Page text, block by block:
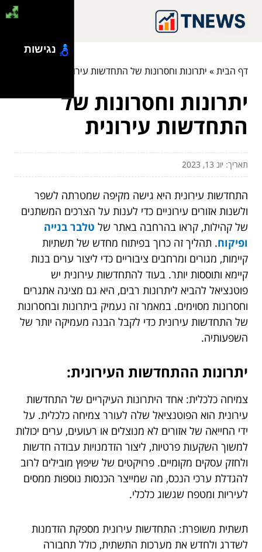
דף הבית» יתרונות וחסרונות של התחדשות עירונית
יתרונות וחסרונות של
התחדשות עירונית
תאריך: יונ 13, 2023
התחדשות עירונית היא גישה מקיפה שמטרתה לשפר
ולשנות אזורים עירוניים כדי לענות על הצרכים המשתנים
של קהילות, קראו בהרחבה באתר של טלבר בנייה
ופיקוח. תהליך זה כרוך בפיתוח מחדש של תשתיות
קיימות, מגורים ומרחבים ציבוריים כדי ליצור ערים בנות
קיימא ותוססות יותר. בעוד להתחדשות עירונית יש
פוטנציאל להביא ליתרונות רבים, היא גם מציגה אתגרים
וחסרונות מסוימים. במאמר זה נעמיק ביתרונות ובחסרונות
של התחדשות עירונית כדי לקבל הבנה מעמיקה יותר של
השפעותיה.
יתרונות ההתחדשות העירונית:
צמיחה כלכלית: אחד היתרונות העיקריים של התחדשות
עירונית הוא הפוטנציאל שלה לעורר צמיחה כלכלית. על
ידי החייאה של אזורים לא מנוצלים או רעועים, ערים יכולות
למשוך השקעות פרטיות, ליצור הזדמנויות עבודה חדשות
ולחזק עסקים מקומיים. פרויקטים של שיפוץ מובילים לרוב
להגדלת ערכי הנכס, מה שמייצר הכנסות נוספות ממסים
לעיריות ומטפח שגשוג כלכלי.
תשתית משופרת: התחדשות עירונית מספקת הזדמנות
לשדרג ולחדש את מערכות התשתית, כולל תחבורה
נגישות